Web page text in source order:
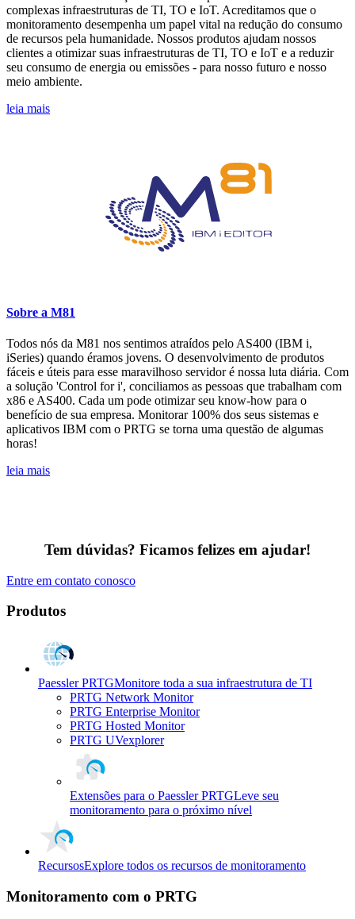
complexas infraestruturas de TI, TO e IoT. Acreditamos que o
monitoramento desempenha um papel vital na redução do consumo
de recursos pela humanidade. Nossos produtos ajudam nossos
clientes a otimizar suas infraestruturas de TI, TO e IoT e a reduzir
seu consumo de energia ou emissões - para nosso futuro e nosso
meio ambiente.
leia mais
Sobre a M81
Todos nós da M81 nos sentimos atraídos pelo AS400 (IBM i,
iSeries) quando éramos jovens. O desenvolvimento de produtos
fáceis e úteis para esse maravilhoso servidor é nossa luta diária. Com
a solução 'Control for i', conciliamos as pessoas que trabalham com
x86 e AS400. Cada um pode otimizar seu know-how para o
benefício de sua empresa. Monitorar 100% dos seus sistemas e
aplicativos IBM com o PRTG se torna uma questão de algumas
horas!
leia mais
Tem dúvidas? Ficamos felizes em ajudar!
Entre em contato conosco
Produtos
Paessler PRTGMonitore toda a sua infraestrutura de TI
PRTG Network Monitor
PRTG Enterprise Monitor
PRTG Hosted Monitor
PRTG UVexplorer
Extensões para o Paessler PRTGLeve seu
monitoramento para o próximo nível
RecursosExplore todos os recursos de monitoramento
Monitoramento com o PRTG